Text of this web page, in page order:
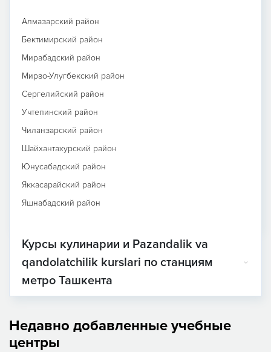
Алмазарский район
Бектимирский район
Мирабадский район
Мирзо-Улугбекский район
Сергелийский район
Учтепинский район
Чиланзарский район
Шайхантахурский район
Юнусабадский район
Яккасарайский район
Яшнабадский район
Курсы кулинарии и Pazandalik va
qandolatchilik kurslari по станциям
метро Ташкента
Недавно добавленные учебные
центры